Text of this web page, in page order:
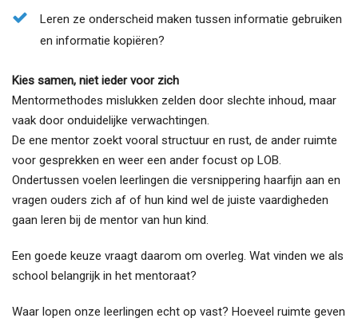
Leren ze onderscheid maken tussen informatie gebruiken
en informatie kopiëren?
Kies samen, niet ieder voor zich
Mentormethodes mislukken zelden door slechte inhoud, maar
vaak door onduidelijke verwachtingen.
De ene mentor zoekt vooral structuur en rust, de ander ruimte
voor gesprekken en weer een ander focust op LOB.
Ondertussen voelen leerlingen die versnippering haarfijn aan en
vragen ouders zich af of hun kind wel de juiste vaardigheden
gaan leren bij de mentor van hun kind.
Een goede keuze vraagt daarom om overleg. Wat vinden we als
school belangrijk in het mentoraat?
Waar lopen onze leerlingen echt op vast? Hoeveel ruimte geven